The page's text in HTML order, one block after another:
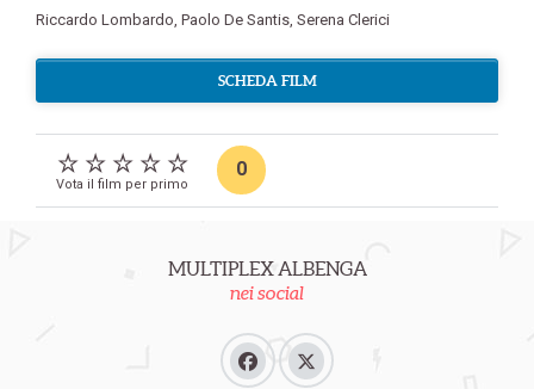
Riccardo Lombardo Paolo De Santis Serena Clerici
SCHEDA FILM
Vota il film per primo
0
MULTIPLEX ALBENGA
nei social